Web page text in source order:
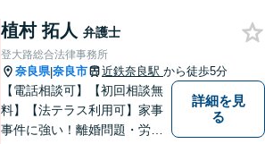
続・遺言・交通事故・借金・
債務整理などはお任せくださ
い。
植村 拓人 弁護士
登大路総合法律事務所
奈良県|奈良市 近鉄奈良駅 から徒歩5分
【電話相談可】【初回相談無
料】【法テラス利用可】家事
事件に強い！離婚問題・労働
詳細を見
る